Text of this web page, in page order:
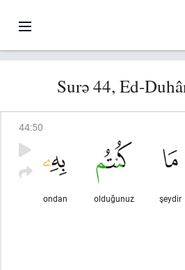
Surə 44, Ed-
44:50
şeydir
olduğunuz
ondan